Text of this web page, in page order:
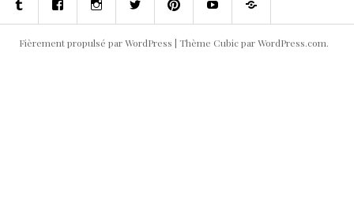
Fièrement propulsé par WordPress | Thème Cubic parWordPress.com.